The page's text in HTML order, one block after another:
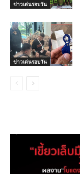
ข่าวเด่นรอบวัน
ข่าวเด่นรอบวัน